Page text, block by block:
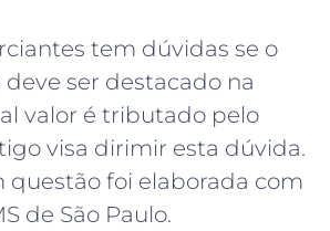
tem dúvidas se o
ser destacado na
valor é tributado pelo
visa dirimir esta dúvida.
questão foi elaborada com
de São Paulo.